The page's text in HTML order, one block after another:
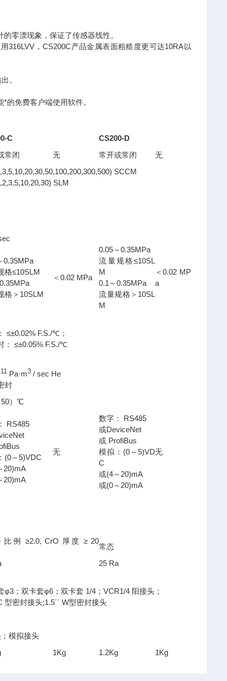
零漂现象，保证了传感器线性。
316LVV，CS200C产品金属表面粗糙度更可达10RA以
。
的免费客户端使用软件。
C
CS200-D
常闭 无 常开或常闭
无
SCCM
SLM
0.35MPa
格≤10SLM
格＞10SLM
＜0.02 MPa
0.05～0.35MPa
流量规格≤10SL
M
0.1～0.35MPa
流量规格＞10SL
M
＜0.02 MP
a
≤±0.02% F.S./℃；
： ≤±0.05% F.S./℃
Pa·m3 / sec He
封
50）℃
RS485
(0～5)VDC
20)mA
20)mA
无
数字： RS485
或DeviceNet
或 ProfiBus
模拟：(0～5)VD
C
或(4～20)mA
或(0～20)mA
无
比例 ≥2.0, CrO 厚度 ≥ 20
常态
25 Ra
φ3；双卡套φ6；双卡套 1/4；VCR1/4 阳接头；
型密封接头;1.5´´ W型密封接头
模拟接头
1Kg 1.2Kg 1Kg